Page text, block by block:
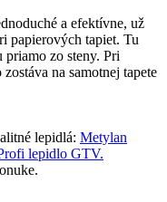
a efektívne, už
papierových tapiet. Tu
priamo zo steny. Pri
na samotnej tapete
lepidlá: Metylan
lepidlo GTV.